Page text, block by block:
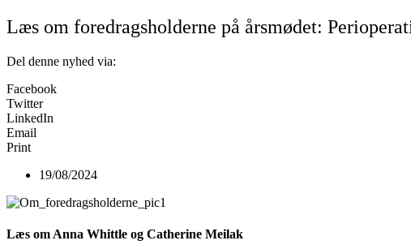
Læs om foredragsholderne på årsmødet:
Del denne nyhed via:
Facebook
Twitter
LinkedIn
Email
Print
19/08/2024
Læs om Anna Whittle og Catherine Meilak